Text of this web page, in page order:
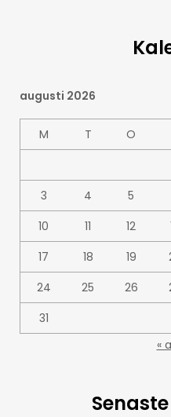
augusti 2026
M T O
3
4 5
10
11 12
17
18 19
24
25 26
31
«